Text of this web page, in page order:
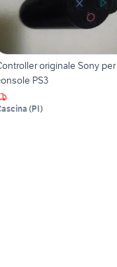
originale Sony per
PS3
(PI)